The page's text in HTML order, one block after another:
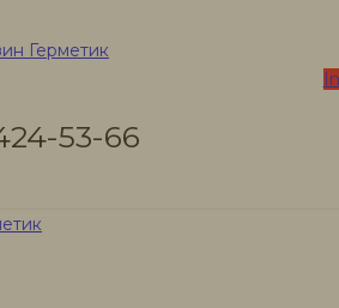
Герметик
53-66
Герметик